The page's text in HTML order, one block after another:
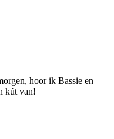
hoor ik Bassie en
kút van!